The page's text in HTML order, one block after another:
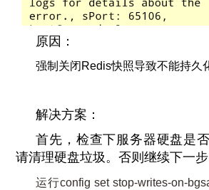
原因：
强制关闭Redis快照导致不能持久
解决方案：
首先，检查下服务器硬盘是
请清理硬盘垃圾。否则继续下一步
运行config set stop-writes-on-